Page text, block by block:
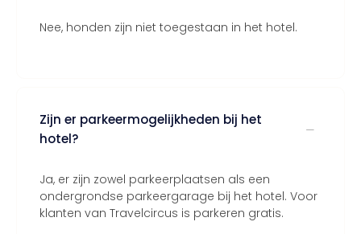
Nee, honden zijn niet toegestaan in het hotel.
Zijn er parkeermogelijkheden bij het
hotel?
Ja, er zijn zowel parkeerplaatsen als een
ondergrondse parkeergarage bij het hotel. Voor
klanten van Travelcircus is parkeren gratis.